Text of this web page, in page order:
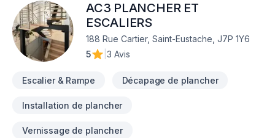
AC3 PLANCHER ET
ESCALIERS
188 Rue Cartier, Saint-Eustache, J7P 1Y6
5
3 Avis
Escalier & Rampe Décapage de plancher
Installation de plancher
Vernissage de plancher